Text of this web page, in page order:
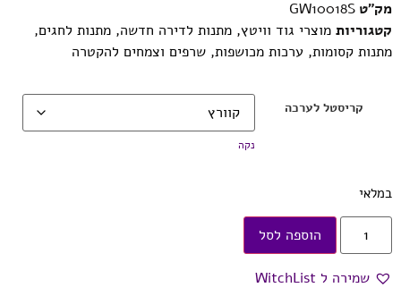
מק"ט GW10018S
קטגוריות מוצרי גוד וויטץ, מתנות לדירה חדשה, מתנות לחגים,
מתנות קסומות, ערכות מכושפות, שרפים וצמחים להקטרה
קריסטל לערכה
נקה
במלאי
הוספה לסל
שמירה ל WitchList